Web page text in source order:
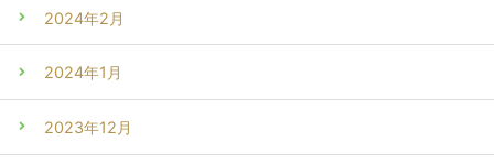
2024年2月
2024年1月
2023年12月